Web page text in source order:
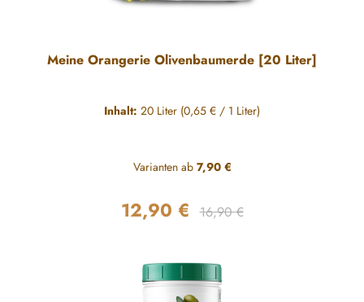
Meine Orangerie Olivenbaumerde [20 Liter]
Inhalt: 20 Liter (0,65 € / 1 Liter)
Varianten ab7,90 €
Verkaufspreis:
12,90 € Regulärer Preis:
16,90 €